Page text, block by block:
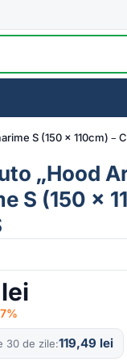
S (150 x 110cm) –
„Hood
S (150 x
lei
30 de zile 119,49 lei